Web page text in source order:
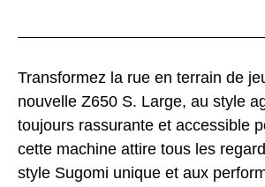
Transformez la rue en terrain de
nouvelle Z650 S. Large, au style
toujours rassurante et accessible
cette machine attire tous les
style Sugomi unique et aux